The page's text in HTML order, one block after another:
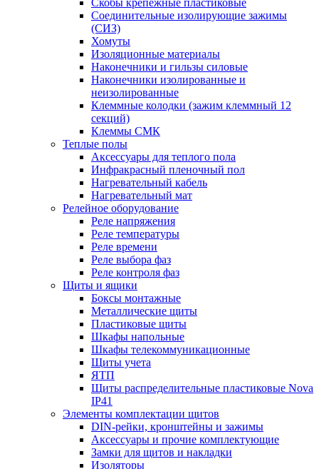
Скобы крепежные пластиковые
Соединительные изолирующие зажимы
(СИЗ)
Хомуты
Изоляционные материалы
Наконечники и гильзы силовые
Наконечники изолированные и
неизолированные
Клеммные колодки (зажим клеммный 12
секций)
Клеммы СМК
Теплые полы
Аксессуары для теплого пола
Инфракрасный пленочный пол
Нагревательный кабель
Нагревательный мат
Релейное оборудование
Реле напряжения
Реле температуры
Реле времени
Реле выбора фаз
Реле контроля фаз
Щиты и ящики
Боксы монтажные
Металлические щиты
Пластиковые щиты
Шкафы напольные
Шкафы телекоммуникационные
Щиты учета
ЯТП
Щиты распределительные пластиковые Nova
IP41
Элементы комплектации щитов
DIN-рейки, кронштейны и зажимы
Аксессуары и прочие комплектующие
Замки для щитов и накладки
Изоляторы